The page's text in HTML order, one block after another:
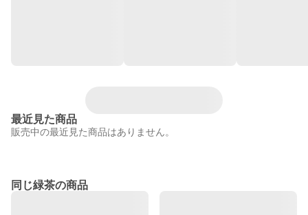
最近見た商品
販売中の最近見た商品はありません。
同じ緑茶の商品